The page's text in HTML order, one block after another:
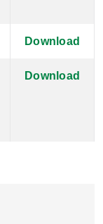
Download
Download